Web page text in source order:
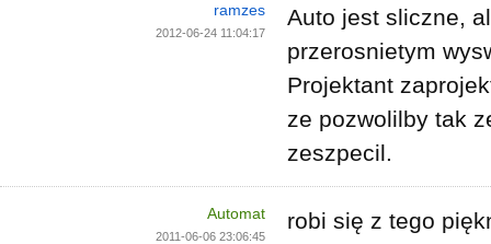
ramzes
2012-06-24 11:04:17
Auto jest sliczne,
przerosnietym
Projektant
ze pozwolilby tak
zeszpecil.
Automat
2011-06-06 23:06:45
robi się z tego